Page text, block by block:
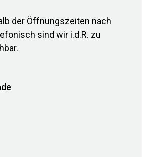
der Öffnungszeiten nach
sind wir i.d.R. zu